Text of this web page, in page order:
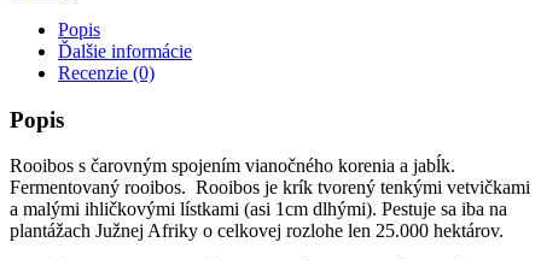
Popis
Ďalšie informácie
Recenzie (0)
Popis
Rooibos s čarovným spojením vianočného korenia a jabĺk.
Fermentovaný rooibos. Rooibos je krík tvorený tenkými vetvičkami
a malými ihličkovými lístkami (asi 1cm dlhými). Pestuje sa iba na
plantážach Južnej Afriky o celkovej rozlohe len 25.000 hektárov.